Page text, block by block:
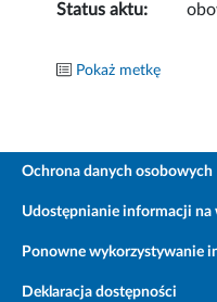
Status aktu:
Pokaż metkę
Ochrona danych osobowych
Udostępnianie informacji na
Ponowne wykorzystywanie
Deklaracja dostępności